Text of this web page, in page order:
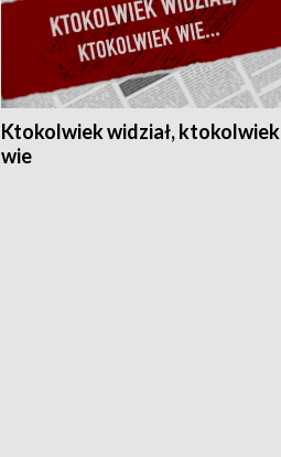
Ktokolwiek widział, ktokolwiek
wie